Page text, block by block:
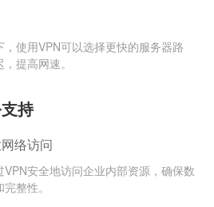
，使用VPN可以选择更快的服务器路
提高网速。
持
络访问
VPN安全地访问企业内部资源，确保数
整性。